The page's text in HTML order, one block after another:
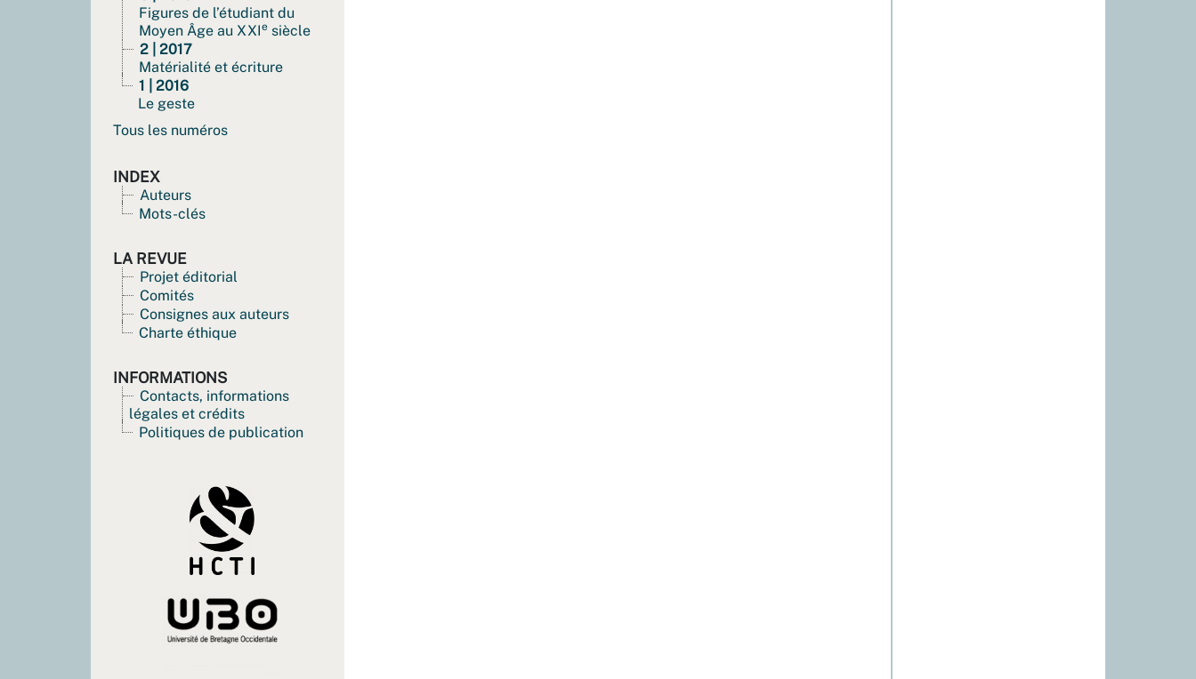
Figures de l’étudiant du
Moyen Âge au XXIe siècle
2 | 2017
Matérialité et écriture
1 | 2016
Le geste
Tous les numéros
INDEX
Auteurs
Mots-clés
LA REVUE
Projet éditorial
Comités
Consignes aux auteurs
Charte éthique
INFORMATIONS
Contacts, informations
légales et crédits
Politiques de publication